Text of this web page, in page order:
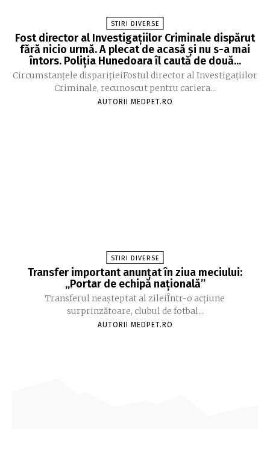
STIRI DIVERSE
Fost director al Investigațiilor Criminale dispărut
fără nicio urmă. A plecat de acasă și nu s-a mai
întors. Poliția Hunedoara îl caută de două...
Circumstanțele disparițieiFostul director al Investigațiilor
Criminale, recunoscut pentru cariera...
AUTORII MEDPET.RO
STIRI DIVERSE
Transfer important anunțat în ziua meciului:
„Portar de echipă națională”
Transferul neașteptat al zileiÎntr-o acțiune
surprinzătoare, clubul de fotbal...
AUTORII MEDPET.RO